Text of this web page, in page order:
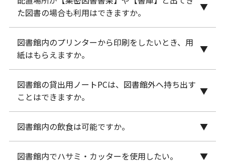
図書館には入館できませんので、図書館利用の際は
必ずお持ちください。
た図書の場合も利用はできますか。
利用可能です。ただし、利用者が直接取りに行くこ
とはできませんので、図書館職員にお申し出くださ
い。
図書館内のプリンターから印刷をしたいとき、用
紙はもらえますか。
用紙の用意はありませんので、各自で用意をお願い
します。（板橋図書館：白黒印刷のみ。狭山図書
館：カラー印刷可。）
図書館の貸出用ノートPCは、図書館外へ持ち出す
ことはできますか。
図書館外へ持ち出しはできません。図書館内での利
用をお願いします。
ただし、板橋図書館では授業期間中に限定して、条
図書館内の飲食は可能ですか。
飲み物は、キャップが閉まる飲み物（水筒やペット
図書館内でハサミ・カッターを使用したい。